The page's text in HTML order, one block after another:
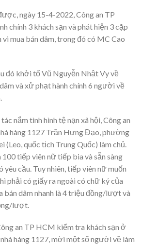
ngày 15-4-2022, Công an TP
chính 3 khách sạn và phát hiện 3 cặp
vi mua bán dâm, trong đó có MC Cao
đó khởi tố Vũ Nguyễn Nhật Vy về
và xử phạt hành chính 6 người về
nắm tình hình tệ nạn xã hội, Công an
hàng 1127 Trần Hưng Đạo, phường
(Leo, quốc tịch Trung Quốc) làm chủ.
100 tiếp viên nữ tiếp bia và sẵn sàng
yêu cầu. Tuy nhiên, tiếp viên nữ muốn
phải có giấy ra ngoài có chữ ký của
bán dâm nhanh là 4 triệu đồng/lượt và
lượt.
an TP HCM kiểm tra khách sạn ở
hàng 1127, mời một số người về làm